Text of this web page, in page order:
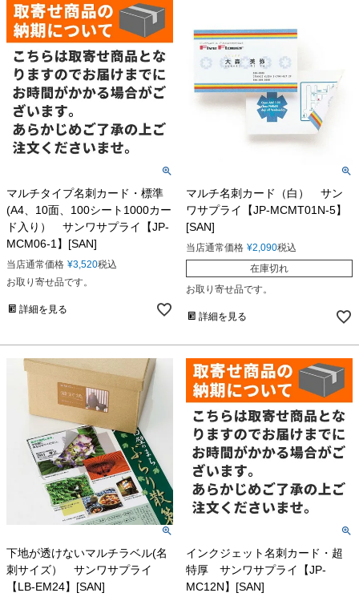
マルチタイプ名刺カード・標準
(A4、10面、100シート1000カー
ド入り） サンワサプライ【JP-
MCM06-1】[SAN]
当店通常価格 ¥3,520税込
お取り寄せ品です。
詳細を見る
マルチ名刺カード（白） サン
ワサプライ【JP-MCMT01N-5】
[SAN]
当店通常価格 ¥2,090税込
在庫切れ
お取り寄せ品です。
詳細を見る
下地が透けないマルチラベル(名
刺サイズ） サンワサプライ
【LB-EM24】[SAN]
インクジェット名刺カード・超
特厚 サンワサプライ【JP-
MC12N】[SAN]